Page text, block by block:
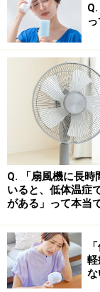
られます。
「謎の風
ギー・ウ
それでは謎の
数報告された5
ネ科などの花
さらに、急な
ールデンウイー
現時点では「謎
ーが関連してい
Q. 「扇風機に長時
いると、低体温症
がある」って本当
軽
な